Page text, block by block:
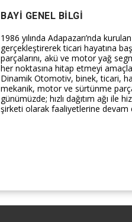
BAYI GENEL BILGI
1986 yılında Adapazarı’nda
gerçekleştirerek ticari hayatına
parçalarını, akü ve motor yağ
her noktasına hitap etmeyi
Dinamik Otomotiv, binek, ticari,
mekanik, motor ve sürtünme
günümüzde; hızlı dağıtım ağı
şirketi olarak faaliyetlerine devam